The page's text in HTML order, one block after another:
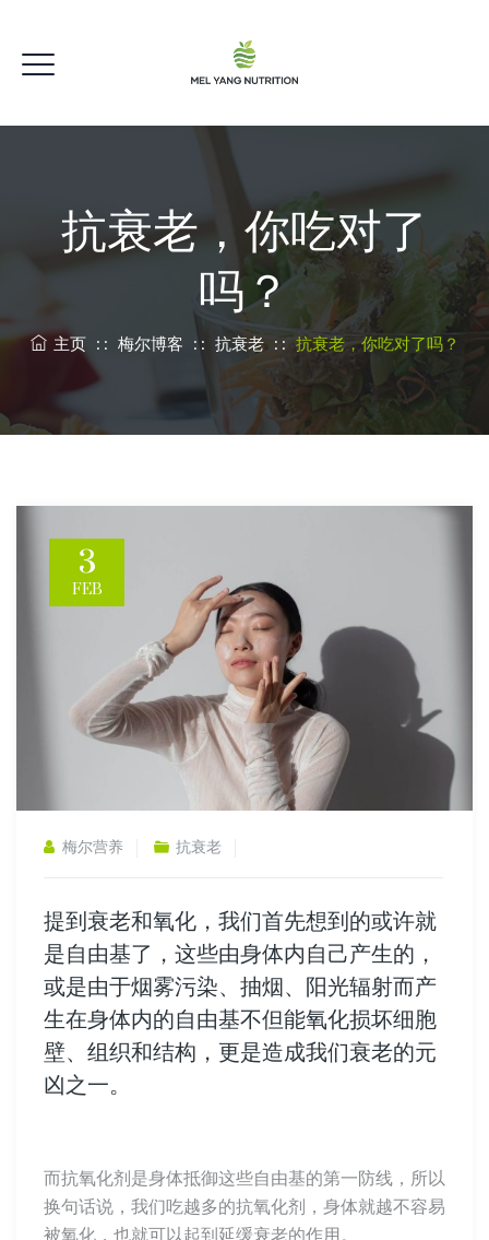
抗衰老，你吃对了
吗？
主页: : 梅尔博客 : : 抗衰老: : 抗衰老，你吃对了吗？
3
FEB
梅尔营养 抗衰老
提到衰老和氧化，我们首先想到的或许就
是自由基了，这些由身体内自己产生的，
或是由于烟雾污染、抽烟、阳光辐射而产
生在身体内的自由基不但能氧化损坏细胞
壁、组织和结构，更是造成我们衰老的元
凶之一。
而抗氧化剂是身体抵御这些自由基的第一防线，所以
换句话说，我们吃越多的抗氧化剂，身体就越不容易
被氧化，也就可以起到延缓衰老的作用。